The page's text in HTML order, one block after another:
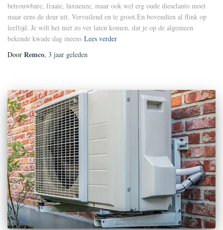
betrouwbare, fraaie, luxueuze, maar ook wel erg oude dieselauto moet
maar eens de deur uit. Vervuilend en te groot.En bovendien al flink op
leeftijd. Je wilt het niet zo ver laten komen, dat je op de algemeen
bekende kwade dag ineens Lees verder
Door Remco, 3 jaar geleden